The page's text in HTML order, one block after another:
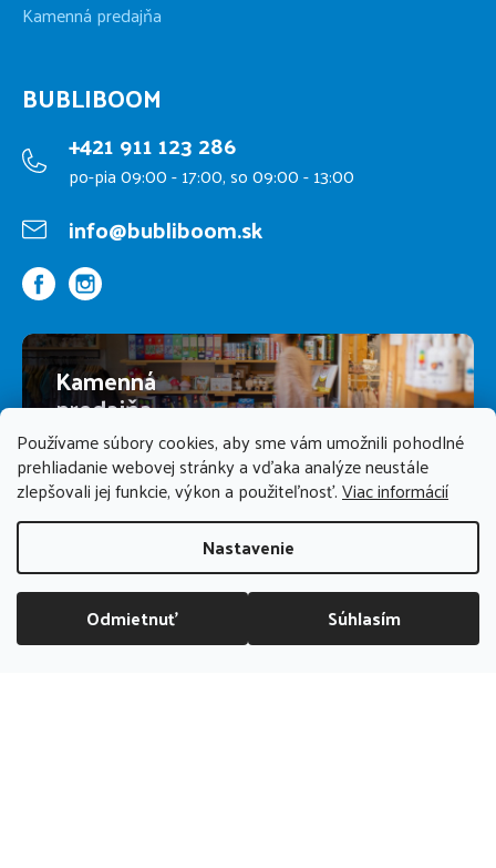
Používame súbory cookies, aby sme vám umožnili pohodlné
prehliadanie webovej stránky a vďaka analýze neustále
zlepšovali jej funkcie, výkon a použiteľnosť.Viac informácií
Nastavenie
Odmietnuť Súhlasím
DOPRAVA ZADARMO NAD 70 EUR
Kamenná predajňa
BUBLIBOOM
+421 911 123 286
po-pia 09:00 - 17:00, so 09:00 - 13:00
info@bubliboom.sk
Kamenná
predajňa
PREDAJŇA ZATVORENÁ